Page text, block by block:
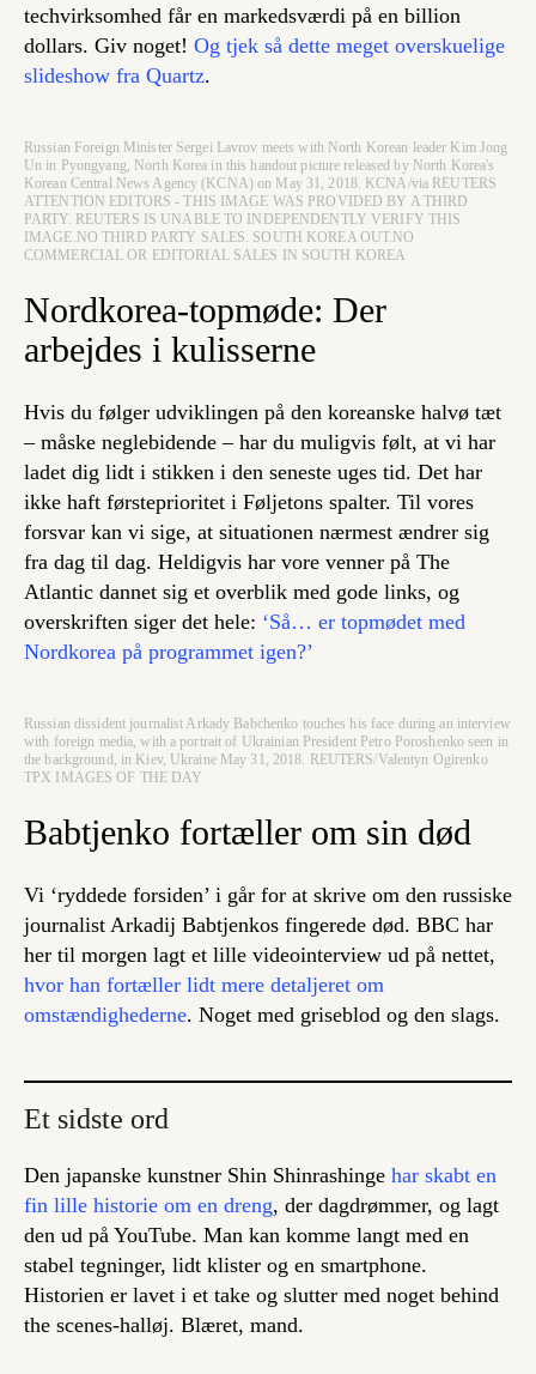
techvirksomhed får en markedsværdi på en billion
dollars. Giv noget! Og tjek så dette meget overskuelige
slideshow fra Quartz.
Russian Foreign Minister Sergei Lavrov meets with North Korean leader Kim Jong
Un in Pyongyang, North Korea in this handout picture released by North Korea's
Korean Central News Agency (KCNA) on May 31, 2018. KCNA/via REUTERS
ATTENTION EDITORS - THIS IMAGE WAS PROVIDED BY A THIRD
PARTY. REUTERS IS UNABLE TO INDEPENDENTLY VERIFY THIS
IMAGE.NO THIRD PARTY SALES. SOUTH KOREA OUT.NO
COMMERCIAL OR EDITORIAL SALES IN SOUTH KOREA
Nordkorea-topmøde: Der
arbejdes i kulisserne
Hvis du følger udviklingen på den koreanske halvø tæt
– måske neglebidende – har du muligvis følt, at vi har
ladet dig lidt i stikken i den seneste uges tid. Det har
ikke haft førsteprioritet i Føljetons spalter. Til vores
forsvar kan vi sige, at situationen nærmest ændrer sig
fra dag til dag. Heldigvis har vore venner på The
Atlantic dannet sig et overblik med gode links, og
overskriften siger det hele: ‘Så… er topmødet med
Nordkorea på programmet igen?’
Russian dissident journalist Arkady Babchenko touches his face during an interview
with foreign media, with a portrait of Ukrainian President Petro Poroshenko seen in
the background, in Kiev, Ukraine May 31, 2018. REUTERS/Valentyn Ogirenko
TPX IMAGES OF THE DAY
Babtjenko fortæller om sin død
Vi ‘ryddede forsiden’ i går for at skrive om den russiske
journalist Arkadij Babtjenkos fingerede død. BBC har
her til morgen lagt et lille videointerview ud på nettet,
hvor han fortæller lidt mere detaljeret om
omstændighederne. Noget med griseblod og den slags.
Et sidste ord
Den japanske kunstner Shin Shinrashinge har skabt en
fin lille historie om en dreng, der dagdrømmer, og lagt
den ud på YouTube. Man kan komme langt med en
stabel tegninger, lidt klister og en smartphone.
Historien er lavet i et take og slutter med noget behind
the scenes-halløj. Blæret, mand.